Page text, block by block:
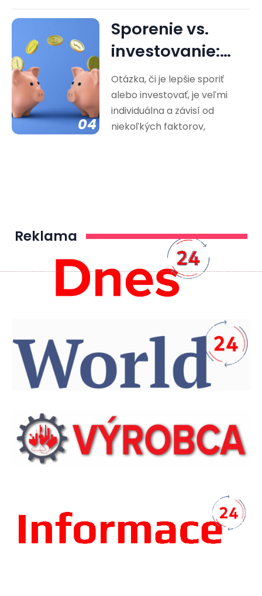
04
Sporenie vs.
investovanie:
Ktorá cesta je
pre vás…
Otázka, či je lepšie sporiť
alebo investovať, je veľmi
individuálna a závisí od
niekoľkých faktorov,
Reklama